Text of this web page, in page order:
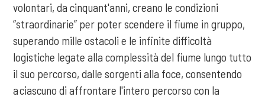
volontari, da cinquant'anni, creano le condizioni
“straordinarie” per poter scendere il fiume in gruppo,
superando mille ostacoli e le infinite difficoltà
logistiche legate alla complessità del fiume lungo tutto
il suo percorso, dalle sorgenti alla foce, consentendo
a ciascuno di affrontare l'intero percorso con la